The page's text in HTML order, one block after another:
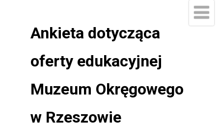
Ankieta dotycząca
oferty edukacyjnej
Muzeum Okręgowego
w Rzeszowie